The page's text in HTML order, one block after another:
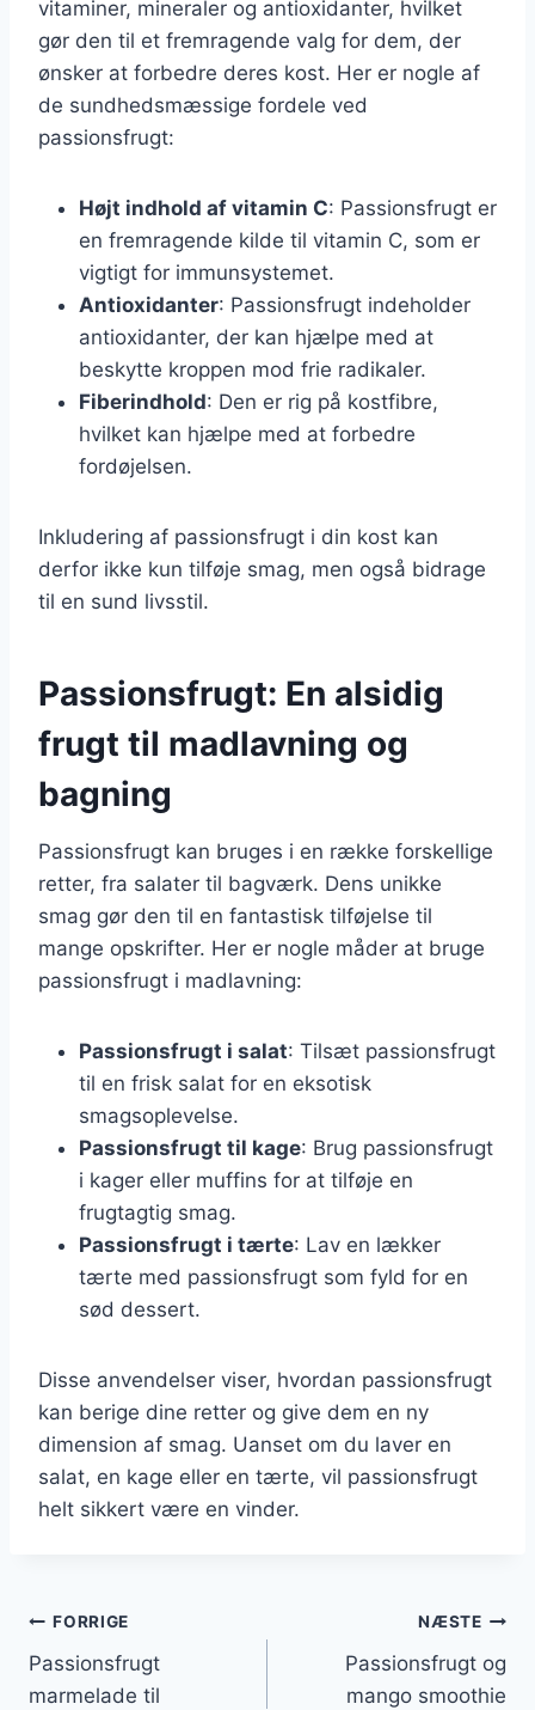
vitaminer, mineraler og antioxidanter, hvilket
gør den til et fremragende valg for dem, der
ønsker at forbedre deres kost. Her er nogle af
de sundhedsmæssige fordele ved
passionsfrugt:
Højt indhold af vitamin C: Passionsfrugt er
en fremragende kilde til vitamin C, som er
vigtigt for immunsystemet.
Antioxidanter: Passionsfrugt indeholder
antioxidanter, der kan hjælpe med at
beskytte kroppen mod frie radikaler.
Fiberindhold: Den er rig på kostfibre,
hvilket kan hjælpe med at forbedre
fordøjelsen.
Inkludering af passionsfrugt i din kost kan
derfor ikke kun tilføje smag, men også bidrage
til en sund livsstil.
Passionsfrugt: En alsidig
frugt til madlavning og
bagning
Passionsfrugt kan bruges i en række forskellige
retter, fra salater til bagværk. Dens unikke
smag gør den til en fantastisk tilføjelse til
mange opskrifter. Her er nogle måder at bruge
passionsfrugt i madlavning:
Passionsfrugt i salat: Tilsæt passionsfrugt
til en frisk salat for en eksotisk
smagsoplevelse.
Passionsfrugt til kage: Brug passionsfrugt
i kager eller muffins for at tilføje en
frugtagtig smag.
Passionsfrugt i tærte: Lav en lækker
tærte med passionsfrugt som fyld for en
sød dessert.
Disse anvendelser viser, hvordan passionsfrugt
kan berige dine retter og give dem en ny
dimension af smag. Uanset om du laver en
salat, en kage eller en tærte, vil passionsfrugt
helt sikkert være en vinder.
Indlægsnavigation
FORRIGE
Passionsfrugt
marmelade til
NÆSTE
Passionsfrugt og
mango smoothie